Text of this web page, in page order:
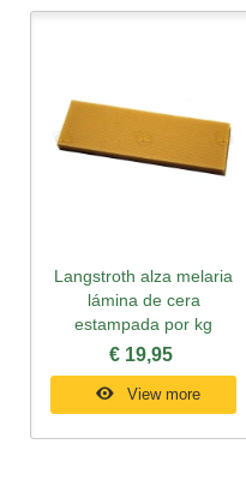
Langstroth alza melaria
lámina de cera
estampada por kg
€ 19,95
View more